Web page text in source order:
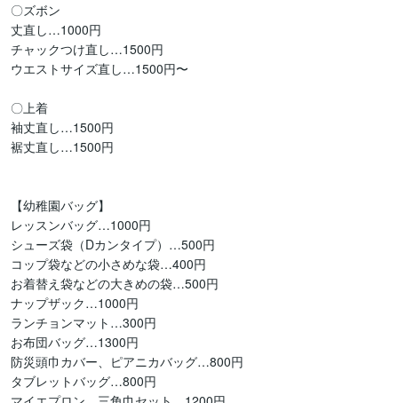
〇ズボン
丈直し…1000円
チャックつけ直し…1500円
ウエストサイズ直し…1500円〜
〇上着
袖丈直し…1500円
裾丈直し…1500円
【幼稚園バッグ】
レッスンバッグ…1000円
シューズ袋（Dカンタイプ）…500円
コップ袋などの小さめな袋…400円
お着替え袋などの大きめの袋…500円
ナップザック…1000円
ランチョンマット…300円
お布団バッグ…1300円
防災頭巾カバー、ピアニカバッグ…800円
タブレットバッグ…800円